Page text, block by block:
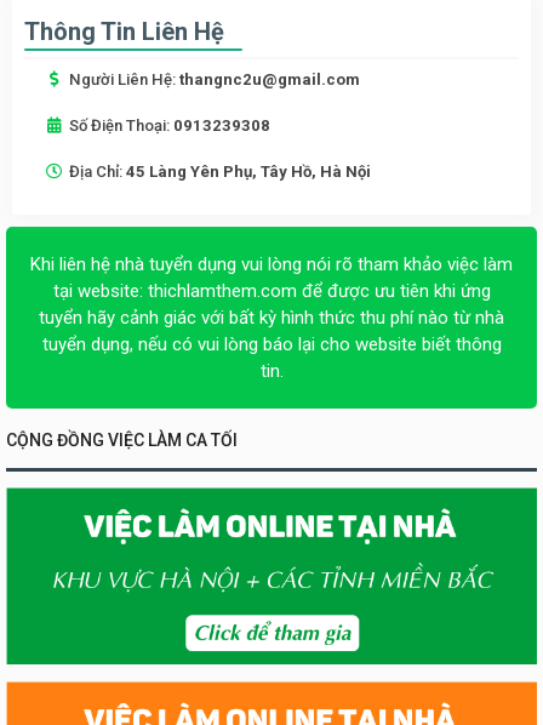
Thông Tin Liên Hệ
Người Liên Hệ: thangnc2u@gmail.com
Số Điện Thoại: 0913239308
Địa Chỉ: 45 Làng Yên Phụ, Tây Hồ, Hà Nội
Khi liên hệ nhà tuyển dụng vui lòng nói rõ tham khảo việc làm
tại website: thichlamthem.com để được ưu tiên khi ứng
tuyển hãy cảnh giác với bất kỳ hình thức thu phí nào từ nhà
tuyển dụng, nếu có vui lòng báo lại cho website biết thông
tin.
CỘNG ĐỒNG VIỆC LÀM CA TỐI